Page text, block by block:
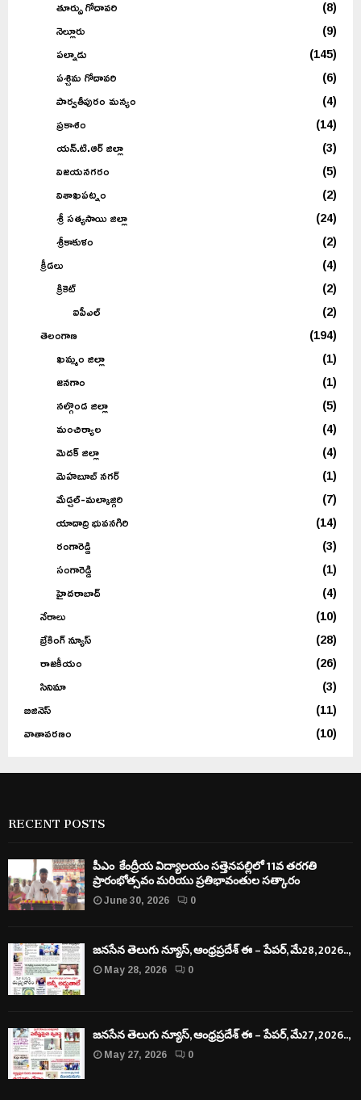
తూర్పు గోదావరి
(8)
నెల్లూరు
(9)
పల్నాడు
(145)
పశ్చిమ గోదావరి
(6)
పార్వతీపురం మన్యం
(4)
ప్రకాశం
(14)
యన్.టి.ఆర్ జిల్లా
(3)
విజయనగరం
(5)
విశాఖపట్నం
(2)
శ్రీ సత్యసాయి జిల్లా
(24)
శ్రీకాకుళం
(2)
క్రీడలు
(4)
క్రికెట్
(2)
ఐపీఎల్
(2)
తెలంగాణ
(194)
ఖమ్మం జిల్లా
(1)
జనగాం
(1)
నల్గొండ జిల్లా
(5)
మంచిర్యాల
(4)
మెదక్ జిల్లా
(4)
మెహబూబ్ నగర్
(1)
మేడ్చల్-మల్కాజ్గిరి
(7)
యాదాద్రి భువనగిరి
(14)
రంగారెడ్డి
(3)
సంగారెడ్డి
(1)
హైదరాబాద్
(4)
నేరాలు
(10)
బ్రేకింగ్ న్యూస్
(28)
రాజకీయం
(26)
సినిమా
(3)
బిజినెస్
(11)
వాతావరణం
(10)
RECENT POSTS
పీఎం కేంద్రీయ విద్యాలయం సత్తెనపల్లిలో 11వ తరగతి
ప్రారంభోత్సవం మరియు ప్రతిభావంతుల సత్కారం
June 30, 2026
0
జనసేన తెలుగు న్యూస్, ఆంధ్రప్రదేశ్ ఈ – పేపర్, మే28, 2026..,
May 28, 2026
0
జనసేన తెలుగు న్యూస్, ఆంధ్రప్రదేశ్ ఈ – పేపర్, మే27, 2026..,
May 27, 2026
0